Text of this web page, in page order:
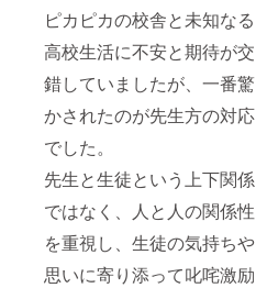
ピカピカの校舎と未知なる
高校生活に不安と期待が交
錯していましたが、一番驚
かされたのが先生方の対応
でした。
先生と生徒という上下関係
ではなく、人と人の関係性
を重視し、生徒の気持ちや
思いに寄り添って叱咤激励